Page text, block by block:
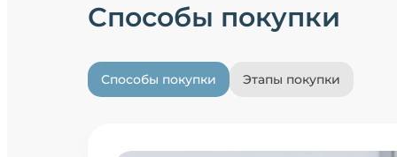
Способы покупки
Способы покупки Этапы покупки